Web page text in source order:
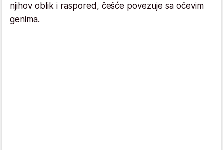
njihov oblik i raspored, češće povezuje sa očevim
genima.